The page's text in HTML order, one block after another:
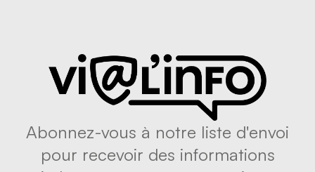
Abonnez-vous à notre liste d'envoi
pour recevoir des informations